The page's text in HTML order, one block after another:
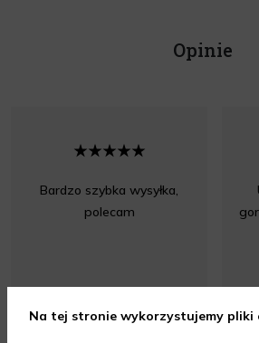
Opinie
Bardzo szybka wysyłka,
polecam
Na tej stronie wykorzystujemy pliki